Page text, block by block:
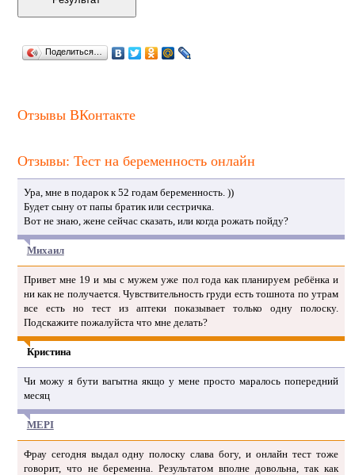
Поделиться…
Отзывы ВКонтакте
Отзывы: Тест на беременность онлайн
Ура, мне в подарок к 52 годам беременность. ))
Будет сыну от папы братик или сестричка.
Вот не знаю, жене сейчас сказать, или когда рожать пойду?
Михаил
Привет мне 19 и мы с мужем уже пол года как планируем ребёнка и
ни как не получается. Чувствительность груди есть тошнота по утрам
все есть но тест из аптеки показывает только одну полоску.
Подскажите пожалуйста что мне делать?
Кристина
Чи можу я бути вагытна якщо у мене просто маралось попередний
месяц
МЕРІ
Фрау сегодня выдал одну полоску слава богу, и онлайн тест тоже
говорит, что не беременна. Результатом вполне довольна, так как